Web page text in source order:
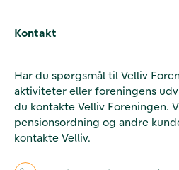
Kontakt
Har du spørgsmål til Velliv
aktiviteter eller foreningens
du kontakte Velliv Foreningen.
pensionsordning og andre
kontakte Velliv.